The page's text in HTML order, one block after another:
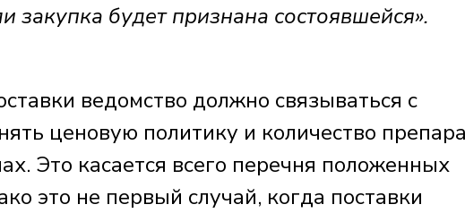
закупка будет признана состоявшейся».
ведомство должно связываться с
ценовую политику и количество
Это касается всего перечня положенных
это не первый случай, когда поставки